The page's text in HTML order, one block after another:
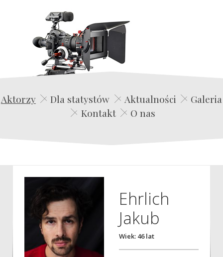
Edwin Film Agencja Aktorska
Aktorzy Dla statystów Aktualności
Galeria
Kontakt
O nas
Ehrlich
Jakub
Wiek: 46 lat